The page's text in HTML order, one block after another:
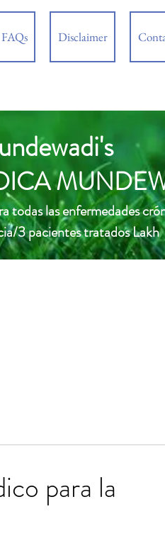
FAQs Disclaimer
todas las enfermedades
3 pacientes tratados Lakh
para la